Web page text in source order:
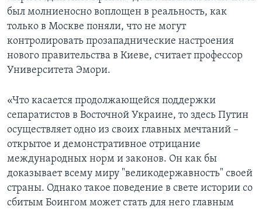
был молниеносно воплощен в реальность, как
только в Москве поняли, что не могут
контролировать прозападнические настроения
нового правительства в Киеве, считает профессор
Университета Эмори.
«Что касается продолжающейся поддержки
сепаратистов в Восточной Украине, то здесь Путин
осуществляет одно из своих главных мечтаний –
открытое и демонстративное отрицание
международных норм и законов. Он как бы
доказывает всему миру "великодержавность" своей
страны. Однако такое поведение в свете истории со
сбитым Боингом может стать для него главным